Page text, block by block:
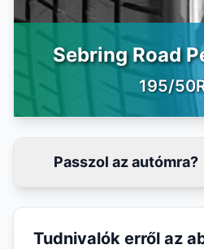
Sebring Road
195/
Passzol az autómra?
Tudnivalók erről az